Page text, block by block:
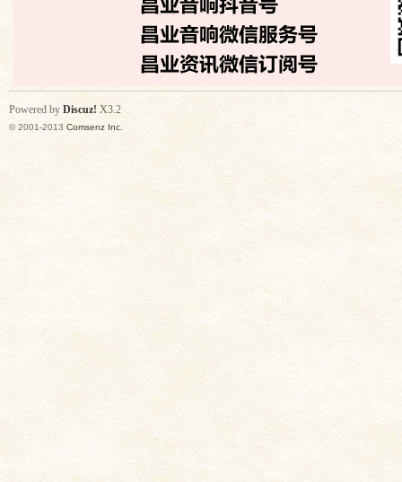
Powered by Discuz! X3.2
© 2001-2013 Comsenz Inc.